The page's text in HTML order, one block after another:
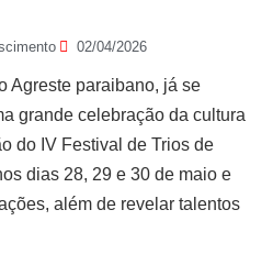
02/04/2026
Agreste paraibano, já se
grande celebração da cultura
do IV Festival de Trios de
dias 28, 29 e 30 de maio e
além de revelar talentos